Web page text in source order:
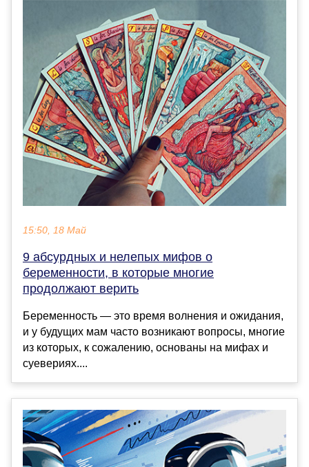
15:50, 18 Май
9 абсурдных и нелепых мифов о
беременности, в которые многие
продолжают верить
Беременность — это время волнения и ожидания,
и у будущих мам часто возникают вопросы, многие
из которых, к сожалению, основаны на мифах и
суевериях....